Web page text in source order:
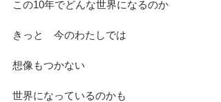
この10年でどんな世界になるのか
きっと　今のわたしでは
想像もつかない
世界になっているのかも